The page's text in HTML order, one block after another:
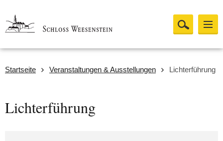
Startseite Veranstaltungen & Ausstellungen Lichterführung
Lichterführung